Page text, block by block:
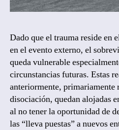
Dado que el trauma reside en
en el evento externo, el
queda vulnerable
circunstancias futuras. Estas
anteriormente, primariamente
disociación, quedan alojadas
al no tener la oportunidad de
las “lleva puestas” a nuevos